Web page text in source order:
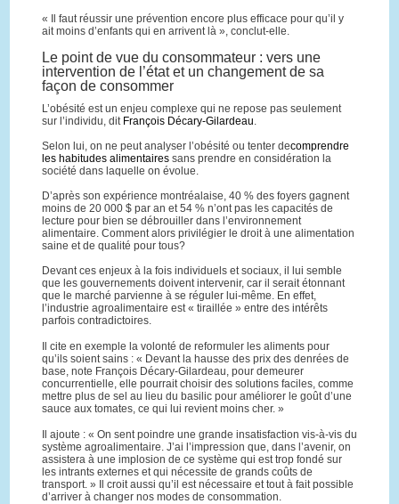
« Il faut réussir une prévention encore plus efficace pour qu’il y
ait moins d’enfants qui en arrivent là », conclut-elle.
Le point de vue du consommateur : vers une
intervention de l’état et un changement de sa
façon de consommer
L’obésité est un enjeu complexe qui ne repose pas seulement
sur l’individu, dit François Décary-Gilardeau.
Selon lui, on ne peut analyser l’obésité ou tenter decomprendre
les habitudes alimentairessans prendre en considération la
société dans laquelle on évolue.
D’après son expérience montréalaise, 40 % des foyers gagnent
moins de 20 000 $ par an et 54 % n’ont pas les capacités de
lecture pour bien se débrouiller dans l’environnement
alimentaire. Comment alors privilégier le droit à une alimentation
saine et de qualité pour tous?
Devant ces enjeux à la fois individuels et sociaux, il lui semble
que les gouvernements doivent intervenir, car il serait étonnant
que le marché parvienne à se réguler lui-même. En effet,
l’industrie agroalimentaire est « tiraillée » entre des intérêts
parfois contradictoires.
Il cite en exemple la volonté de reformuler les aliments pour
qu’ils soient sains : « Devant la hausse des prix des denrées de
base, note François Décary-Gilardeau, pour demeurer
concurrentielle, elle pourrait choisir des solutions faciles, comme
mettre plus de sel au lieu du basilic pour améliorer le goût d’une
sauce aux tomates, ce qui lui revient moins cher. »
Il ajoute : « On sent poindre une grande insatisfaction vis-à-vis du
système agroalimentaire. J’ai l’impression que, dans l’avenir, on
assistera à une implosion de ce système qui est trop fondé sur
les intrants externes et qui nécessite de grands coûts de
transport. » Il croit aussi qu’il est nécessaire et tout à fait possible
d’arriver à changer nos modes de consommation.